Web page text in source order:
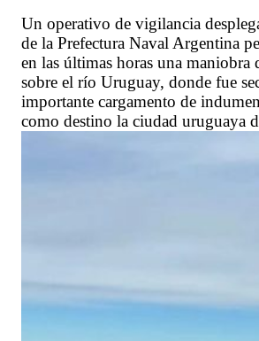
Un operativo de vigilancia
de la Prefectura Naval Argentina
en las últimas horas una maniobra
sobre el río Uruguay, donde fue
importante cargamento de
como destino la ciudad uruguaya